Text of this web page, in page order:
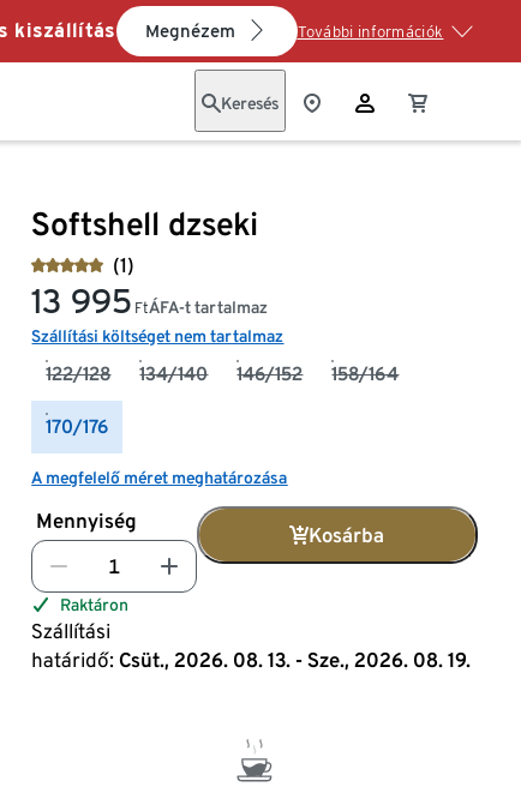
kiszállítás Megnézem További információk
Keresés
Softshell dzseki
(1)
13 995 FtÁFA-t tartalmaz
Szállítási költséget nem tartalmaz
122/128 134/140 146/152 158/164
170/176
A megfelelő méret meghatározása
Mennyiség
Kosárba
Raktáron
Szállítási
határidő: Csüt., 2026. 08. 13. - Sze., 2026. 08. 19.